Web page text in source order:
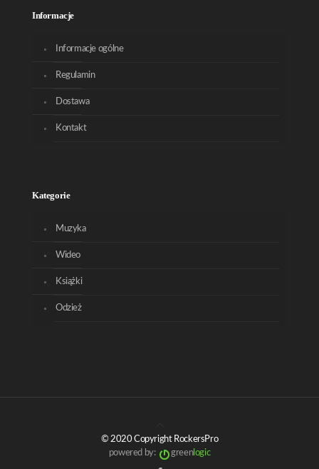
Informacje
Informacje ogólne
Regulamin
Dostawa
Kontakt
Kategorie
Muzyka
Wideo
Książki
Odzież
© 2020 Copyright RockersPro
powered by:
greenlogic